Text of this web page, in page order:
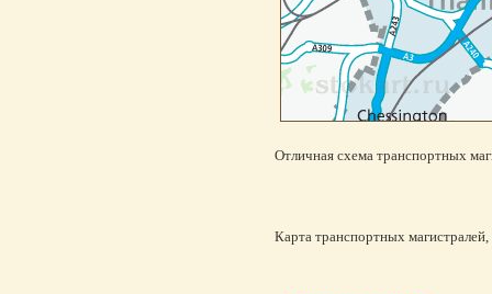
Отличная схема транспортных
Карта транспортных